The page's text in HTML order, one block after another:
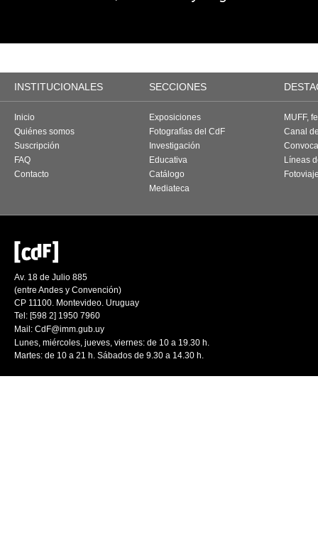
INSTITUCIONALES SECCIONES
Inicio
Quiénes somos
Suscripción
FAQ
Contacto
Exposiciones
Fotografías del CdF
Investigación
Educativa
Catálogo
Mediateca
MUFF,
Canal
Líneas
Av. 18 de Julio 885
(entre Andes y Convención)
CP 11100. Montevideo. Uruguay
Tel: [598 2] 1950 7960
Mail: CdF@imm.gub.uy
Lunes, miércoles, jueves, viernes: de 10 a 19.30 h.
Martes: de 10 a 21 h. Sábados de 9.30 a 14.30 h.